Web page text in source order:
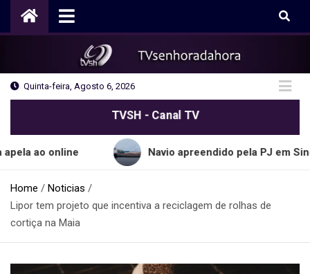
Quinta-feira, Agosto 6, 2026
TVSH - Canal TV
Navio apreendido pela PJ em Sines
Home
Noticias
Lipor tem projeto que incentiva a reciclagem de rolhas de
cortiça na Maia